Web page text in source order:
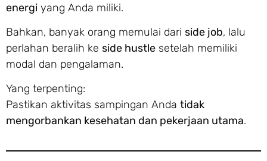
energi yang Anda miliki.
Bahkan, banyak orang memulai dari side job, lalu
perlahan beralih ke side hustle setelah memiliki
modal dan pengalaman.
Yang terpenting:
Pastikan aktivitas sampingan Anda tidak
mengorbankan kesehatan dan pekerjaan utama.